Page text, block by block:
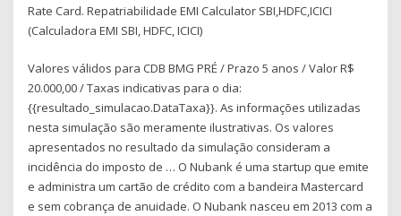
Rate Card. Repatriabilidade EMI Calculator SBI,HDFC,ICICI
(Calculadora EMI SBI, HDFC, ICICI)
Valores válidos para CDB BMG PRÉ / Prazo 5 anos / Valor R$
20.000,00 / Taxas indicativas para o dia:
{{resultado_simulacao.DataTaxa}}. As informações utilizadas
nesta simulação são meramente ilustrativas. Os valores
apresentados no resultado da simulação consideram a
incidência do imposto de … O Nubank é uma startup que emite
e administra um cartão de crédito com a bandeira Mastercard
e sem cobrança de anuidade. O Nubank nasceu em 2013 com a